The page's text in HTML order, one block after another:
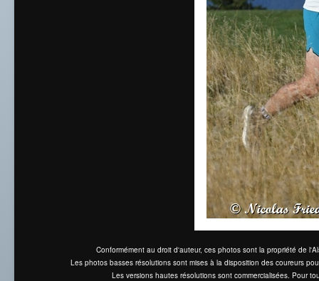
Conformément au droit d'auteur, ces photos sont la propriété de
Les photos basses résolutions sont mises à la disposition des coureurs
Les versions hautes résolutions sont commercialisées. Pour